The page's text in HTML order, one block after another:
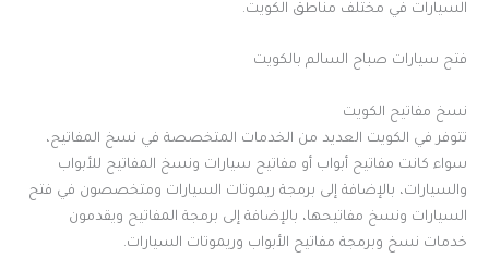
السيارات في مختلف مناطق الكويت.
فتح سيارات صباح السالم بالكويت
نسخ مفاتيح الكويت
تتوفر في الكويت العديد من الخدمات المتخصصة في نسخ المفاتيح،
سواء كانت مفاتيح أبواب أو مفاتيح سيارات ونسخ المفاتيح للأبواب
والسيارات، بالإضافة إلى برمجة ريموتات السيارات ومتخصصون في فتح
السيارات ونسخ مفاتيحها، بالإضافة إلى برمجة المفاتيح ويقدمون
خدمات نسخ وبرمجة مفاتيح الأبواب وريموتات السيارات.